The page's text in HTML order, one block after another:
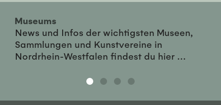
Museums
News und Infos der wichtigsten Museen,
Sammlungen und Kunstvereine in
Nordrhein-Westfalen findest du hier ...